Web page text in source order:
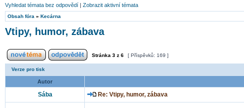
Vyhledat témata bez odpovědí | Zobrazit aktivní témata
Obsah fóra » Kecárna
Vtipy, humor, zábava
Stránka 3 z 6 [ Příspěvků: 169 ]
Verze pro tisk
Autor
Sába Re: Vtipy, humor, zábava